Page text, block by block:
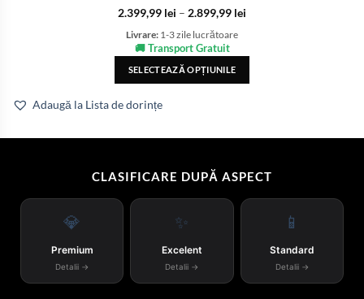
2.399,99 lei – 2.899,99 lei
Livrare: 1-3 zile lucrătoare
🚚 Transport Gratuit
SELECTEAZĂ OPȚIUNILE
Adaugă la Lista de dorințe
CLASIFICARE DUPĂ ASPECT
💎
Premium
Detalii →
✨
Excelent
Detalii →
📱
Standard
Detalii →